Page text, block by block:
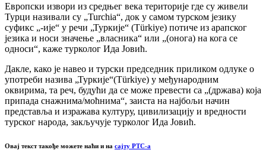
Европски извори из средњег века територије где су живели
Турци називали су „Turchia“, док у самом турском језику
суфикс „-ије“ у речи „Туркије“ (Türkiye) потиче из арапског
језика и носи значење „власника“ или „(онога) на кога се
односи“, каже турколог Ида Јовић.
Дакле, како је навео и турски председник приликом одлуке о
употреби назива „Туркије“(Türkiye) у међународним
оквирима, та реч, будући да се може превести са „(држава) која
припада снажнима/моћнима“, заиста на најбољи начин
представља и изражава културу, цивилизацију и вредности
турског народа, закључује турколог Ида Јовић.
Овај текст такође можете наћи и на сајту РТС-а